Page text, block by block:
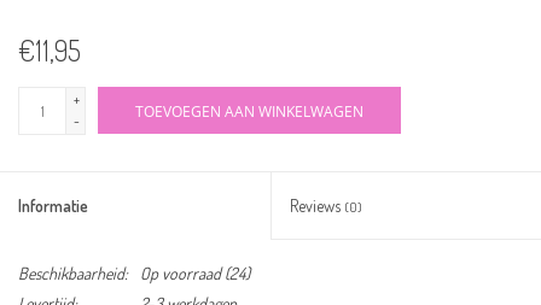
€11,95
+
-
TOEVOEGEN AAN WINKELWAGEN
Informatie Reviews (0)
Beschikbaarheid: Op voorraad(24)